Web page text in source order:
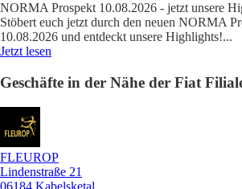
NORMA Prospekt 10.08.2026 - jetzt unsere
Stöbert euch jetzt durch den neuen NORMA
10.08.2026 und entdeckt unsere Highlights!...
Jetzt lesen
Geschäfte in der Nähe der Fiat
FLEUROP
Lindenstraße 21
06184 Kabelsketal